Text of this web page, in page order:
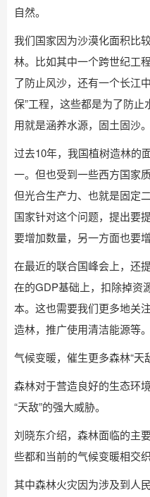
自然。
我们国家因为沙漠化面积比
林。比如其中一个跨世纪工
了防止风沙，还有一个长江
保”工程，这些都是为了防
用就是涵养水源，固土固沙。
过去10年，我国植树造林的
一。但也受到一些西方国家
但光合生产力、也就是固定
国家针对这个问题，提出要
要增加数量，另一方面也要
在最近的联合国峰会上，还
在的GDP基础上，扣除掉资
本。这也需要我们更多地关
造林，推广使用清洁能源等。
气候变暖，催生更多森林“天
森林对于营造良好的生态环
“天敌”的强大威胁。
刘晓东介绍，森林面临的主
些都和当前的气候变暖相交织
其中森林火灾因为涉及到人